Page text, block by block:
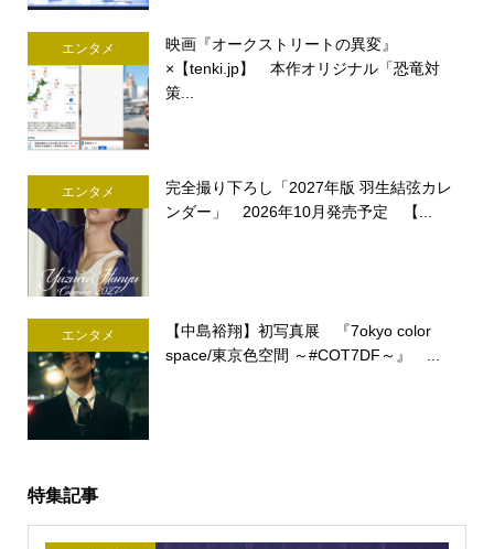
エンタメ
映画『オークストリートの異変』
×【tenki.jp】 本作オリジナル「恐竜対
策...
エンタメ
完全撮り下ろし「2027年版 羽生結弦カレ
ンダー」 2026年10月発売予定 【...
エンタメ
【中島裕翔】初写真展 『7okyo color
space/東京色空間 ～#COT7DF～』 ...
特集記事